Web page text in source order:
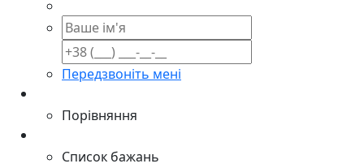
Передзвоніть мені
Порівняння
Список бажань